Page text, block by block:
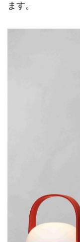
ます。